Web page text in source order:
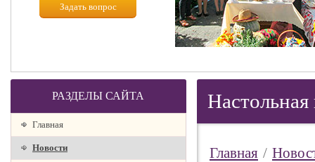
Задать вопрос
РАЗДЕЛЫ САЙТА
Главная
Новости Главная /